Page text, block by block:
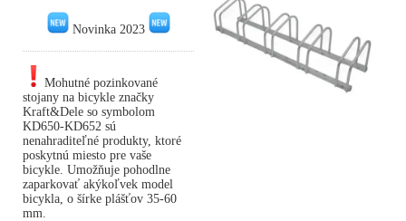
Novinka 2023
Mohutné pozinkované
stojany na bicykle značky
Kraft&Dele so symbolom
KD650-KD652 sú
nenahraditeľné produkty, ktoré
poskytnú miesto pre vaše
bicykle. Umožňuje pohodlne
zaparkovať akýkoľvek model
bicykla, o šírke plášťov 35-60
mm.